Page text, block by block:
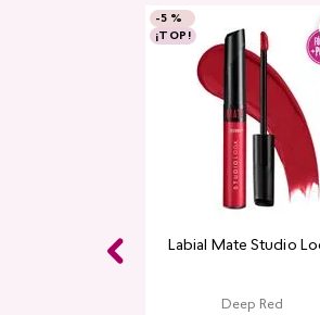
-5 %
¡TOP!
Labial Mate Studio
Deep Red